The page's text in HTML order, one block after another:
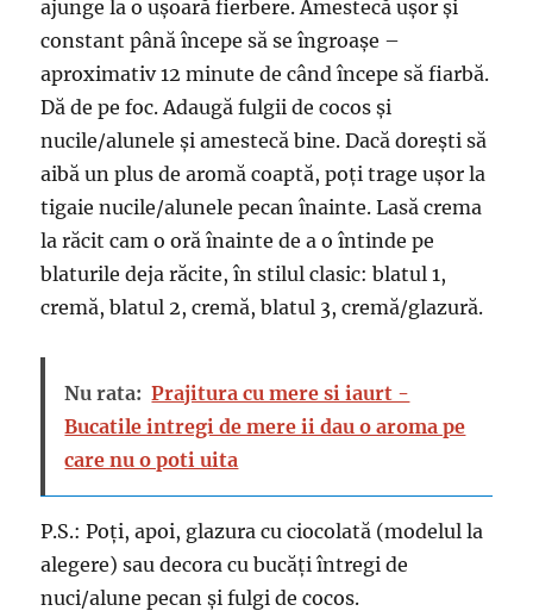
ajunge la o ușoară fierbere. Amestecă ușor și
constant până începe să se îngroașe –
aproximativ 12 minute de când începe să fiarbă.
Dă de pe foc. Adaugă fulgii de cocos și
nucile/alunele și amestecă bine. Dacă dorești să
aibă un plus de aromă coaptă, poți trage ușor la
tigaie nucile/alunele pecan înainte. Lasă crema
la răcit cam o oră înainte de a o întinde pe
blaturile deja răcite, în stilul clasic: blatul 1,
cremă, blatul 2, cremă, blatul 3, cremă/glazură.
Nu rata: Prajitura cu mere si iaurt -
Bucatile intregi de mere ii dau o aroma pe
care nu o poti uita
P.S.: Poți, apoi, glazura cu ciocolată (modelul la
alegere) sau decora cu bucăți întregi de
nuci/alune pecan și fulgi de cocos.